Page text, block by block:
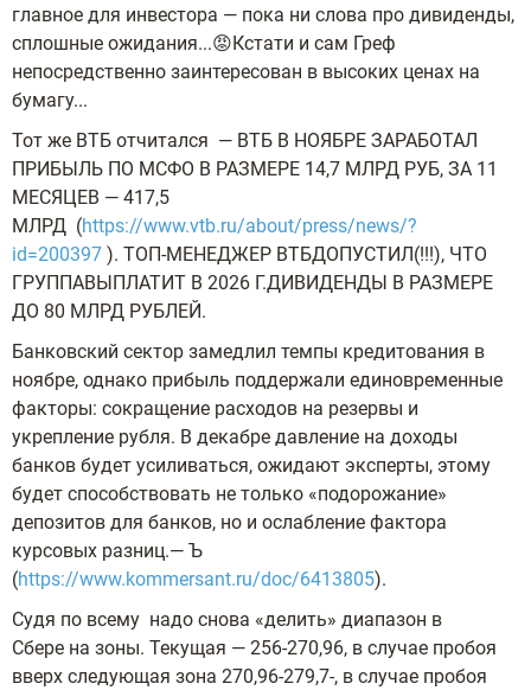
главное для инвестора — пока ни слова про дивиденды,
сплошные ожидания...😡Кстати и сам Греф
непосредственно заинтересован в высоких ценах на
бумагу...
Тот же ВТБ отчитался — ВТБ В НОЯБРЕ ЗАРАБОТАЛ
ПРИБЫЛЬ ПО МСФО В РАЗМЕРЕ 14,7 МЛРД РУБ, ЗА 11
МЕСЯЦЕВ — 417,5
МЛРД (https://www.vtb.ru/about/press/news/?
id=200397 ). ТОП-МЕНЕДЖЕР ВТБДОПУСТИЛ(!!!), ЧТО
ГРУППАВЫПЛАТИТ В 2026 Г.ДИВИДЕНДЫ В РАЗМЕРЕ
ДО 80 МЛРД РУБЛЕЙ.
Банковский сектор замедлил темпы кредитования в
ноябре, однако прибыль поддержали единовременные
факторы: сокращение расходов на резервы и
укрепление рубля. В декабре давление на доходы
банков будет усиливаться, ожидают эксперты, этому
будет способствовать не только «подорожание»
депозитов для банков, но и ослабление фактора
курсовых разниц.— Ъ
(https://www.kommersant.ru/doc/6413805).
Судя по всему надо снова «делить» диапазон в
Сбере на зоны. Текущая — 256-270,96, в случае пробоя
вверх следующая зона 270,96-279,7-, в случае пробоя